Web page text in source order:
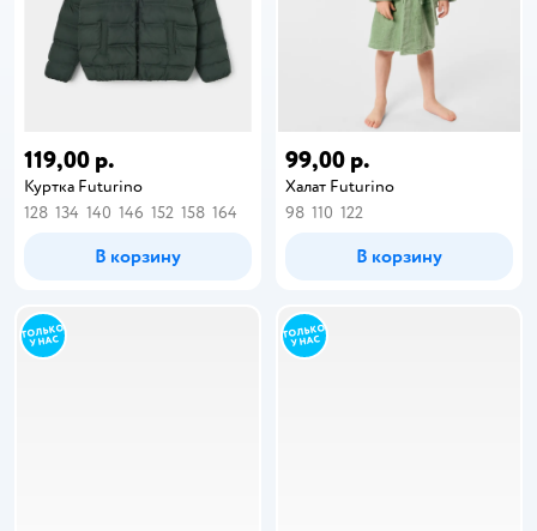
119,00 р.
Куртка Futurino
128 134 140 146 152 158 164
В корзину
99,00 р.
Халат Futurino
98 110 122
В корзину